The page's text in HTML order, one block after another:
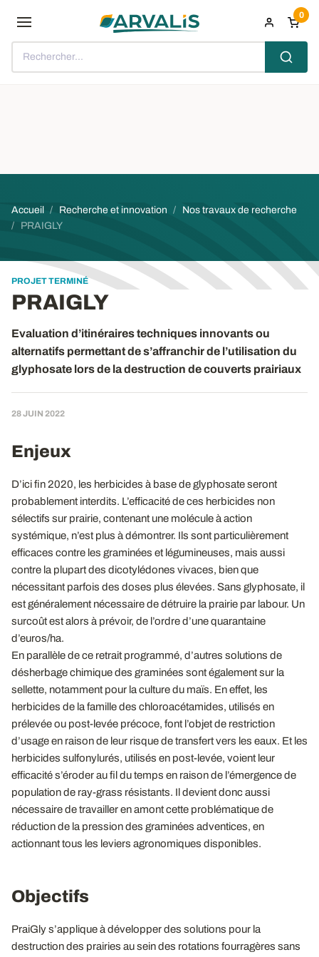
Rechercher...
0
Fil d'Ariane
Accueil Recherche et innovation
Nos travaux de recherche
PRAIGLY
PROJET TERMINÉ
PRAIGLY
Evaluation d’itinéraires techniques innovants ou
alternatifs permettant de s’affranchir de l’utilisation du
glyphosate lors de la destruction de couverts prairiaux
28 JUIN 2022
Enjeux
D’ici fin 2020, les herbicides à base de glyphosate seront
probablement interdits. L’efficacité de ces herbicides non
sélectifs sur prairie, contenant une molécule à action
systémique, n’est plus à démontrer. Ils sont particulièrement
efficaces contre les graminées et légumineuses, mais aussi
contre la plupart des dicotylédones vivaces, bien que
nécessitant parfois des doses plus élevées. Sans glyphosate, il
est généralement nécessaire de détruire la prairie par labour. Un
surcoût est alors à prévoir, de l’ordre d’une quarantaine
d’euros/ha.
En parallèle de ce retrait programmé, d’autres solutions de
désherbage chimique des graminées sont également sur la
sellette, notamment pour la culture du maïs. En effet, les
herbicides de la famille des chloroacétamides, utilisés en
prélevée ou post-levée précoce, font l’objet de restriction
d’usage en raison de leur risque de transfert vers les eaux. Et les
herbicides sulfonylurés, utilisés en post-levée, voient leur
efficacité s’éroder au fil du temps en raison de l’émergence de
population de ray-grass résistants. Il devient donc aussi
nécessaire de travailler en amont cette problématique de
réduction de la pression des graminées adventices, en
actionnant tous les leviers agronomiques disponibles.
Objectifs
PraiGly s’applique à développer des solutions pour la
destruction des prairies au sein des rotations fourragères sans